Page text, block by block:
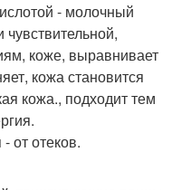
- молочный
коже, выравнивает
кожа становится
кожа., подходит тем
от отеков.